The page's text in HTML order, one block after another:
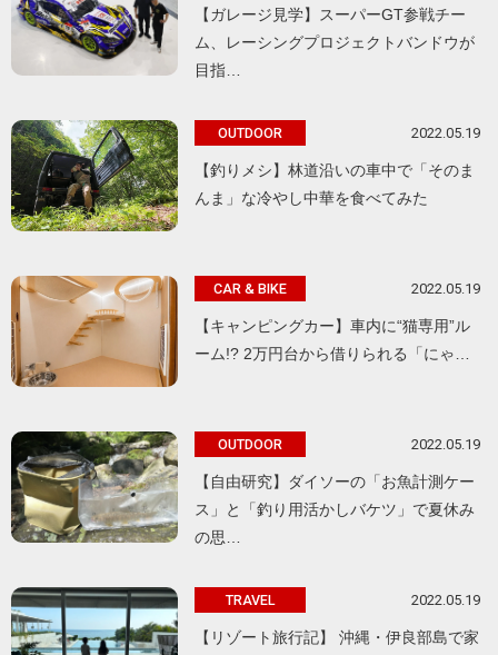
【ガレージ見学】スーパーGT参戦チー
ム、レーシングプロジェクトバンドウが
目指…
OUTDOOR 2022.05.19
【釣りメシ】林道沿いの車中で「そのま
んま」な冷やし中華を食べてみた
CAR & BIKE 2022.05.19
【キャンピングカー】車内に“猫専用”ル
ーム!? 2万円台から借りられる「にゃ…
OUTDOOR 2022.05.19
【自由研究】ダイソーの「お魚計測ケー
ス」と「釣り用活かしバケツ」で夏休み
の思…
TRAVEL 2022.05.19
【リゾート旅行記】 沖縄・伊良部島で家